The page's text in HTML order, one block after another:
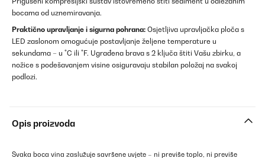
bocama od uznemiravanja.
Praktično upravljanje i sigurna pohrana: Osjetljiva upravljačka ploča s
LED zaslonom omogućuje postavljanje željene temperature u
sekundama – u °C ili °F. Ugrađena brava s 2 ključa štiti Vašu zbirku, a
nožice s podešavanjem visine osiguravaju stabilan položaj na svakoj
podlozi.
Opis proizvoda
Svaka boca vina zaslužuje savršene uvjete – ni previše toplo, ni previše